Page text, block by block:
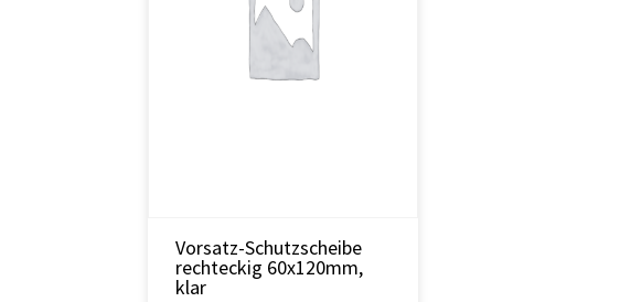
Vorsatz-Schutzscheibe
rechteckig 60x120mm,
klar